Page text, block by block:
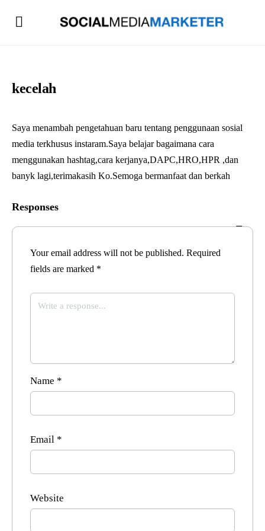
kecelah
Saya menambah pengetahuan baru tentang penggunaan sosial
media terkhusus instaram.Saya belajar bagaimana cara
menggunakan hashtag,cara kerjanya,DAPC,HRO,HPR ,dan
banyk lagi,terimakasih Ko.Semoga bermanfaat dan berkah
Responses
Your email address will not be published. Required
fields are marked *
Name *
Email *
Website